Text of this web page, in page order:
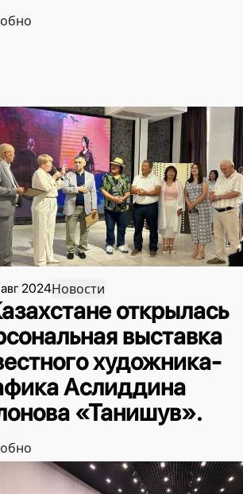
2024Новости
открылась
выставка
художника-
Аслиддина
«Танишув».